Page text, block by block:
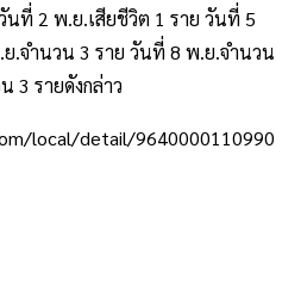
นที่ 2 พ.ย.เสียชีวิต 1 ราย วันที่ 5
.จำนวน 3 ราย วันที่ 8 พ.ย.จำนวน
3 รายดังกล่าว
local/detail/9640000110990